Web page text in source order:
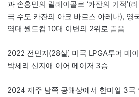
과 손흥민의 릴레이골로 ‘카잔의 기적’(
국 수도 카잔의 아크 바르스 아레나), 영
역대 월드컵 10대 이변의 2위로 꼽음
2022 전민지(28살) 미국 LPGA투어 메
박세리 신지애 이어 메이저 3승
2024 제주 남쪽 공해상에서 한미일 3국